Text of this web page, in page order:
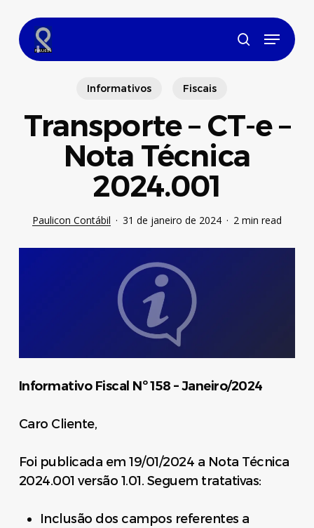
main
content
search
Menu
Informativos Fiscais
Transporte – CT-e –
Nota Técnica
2024.001
Paulicon Contábil 31 de janeiro de 2024 2 min read
Informativo Fiscal Nº 158 – Janeiro/2024
Caro Cliente,
Foi publicada em 19/01/2024 a Nota Técnica
2024.001 versão 1.01. Seguem tratativas:
Inclusão dos campos referentes a